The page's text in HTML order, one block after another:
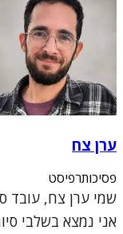
ערן צח
פסיכותרפיסט
אני נמצא בשלבי